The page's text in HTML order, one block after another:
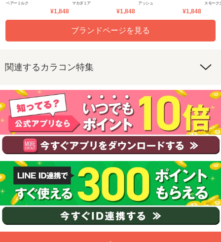
ペアーミルク
¥1,848
マカダミア
¥1,848
アッシュ
¥1,848
スモーク
ブランドページを見る
関連するカラコン特集